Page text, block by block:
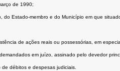
de 1990;
Estado-membro e do Município em que
de ações reais ou possessórias, em
em juízo, assinado pelo devedor
débitos e despesas judiciais.